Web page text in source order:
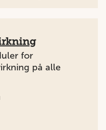
for
på alle